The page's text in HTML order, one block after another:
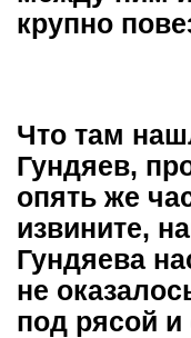
крупно
Что там
Гундяев,
опять же
извините,
Гундяева
не
под рясой